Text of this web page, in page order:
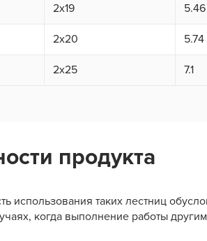
2x19 5.46
2x20 5.74
2x25 7.1
продукта
использования таких лестниц
когда выполнение работы